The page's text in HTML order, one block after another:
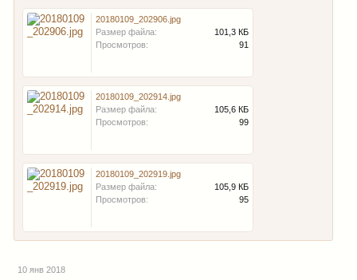
20180109_202906.jpg
Размер файла:
101,3 КБ
Просмотров:
91
20180109_202914.jpg
Размер файла:
105,6 КБ
Просмотров:
99
20180109_202919.jpg
Размер файла:
105,9 КБ
Просмотров:
95
10 янв 2018